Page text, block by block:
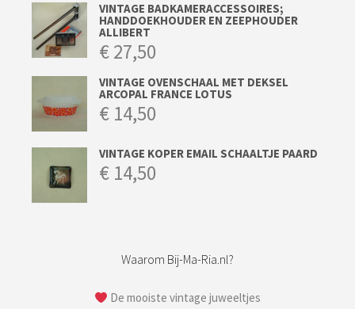
VINTAGE BADKAMERACCESSOIRES;
HANDDOEKHOUDER EN ZEEPHOUDER
ALLIBERT
€27,50
VINTAGE OVENSCHAAL MET DEKSEL
ARCOPAL FRANCE LOTUS
€ 14,50
VINTAGE KOPER EMAIL SCHAALTJE PAARD
€ 14,50
Waarom Bij-Ma-Ria.nl?
De mooiste vintage juweeltjes